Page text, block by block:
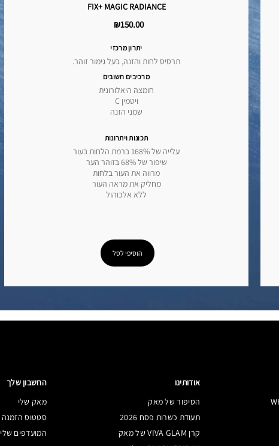
FIX+ MAGIC RADIANCE
₪150.00
יתרון מרכזי
תרסיס לחות והזנה, בעל גימור זוהר.
מרכיבים חשובים
חומצה היאלורונית
ויטמין C
שמני הזנה
תכונות ויתרונות
עלייה של 168% ברמת הלחות בעור
שיפור של 68% בזוהר הער
מרווה את העור בלחות
מחליק את מראה העור
ללא אלכוהול
הוסיפי לסל
אודותינו
הסיפור של מאק
תעודת כשרות פסח 2026
קרן VIVA GLAM של מאק
החשבון שלך
מאק שלי
סטטוס הזמנה
המועדפים שלי